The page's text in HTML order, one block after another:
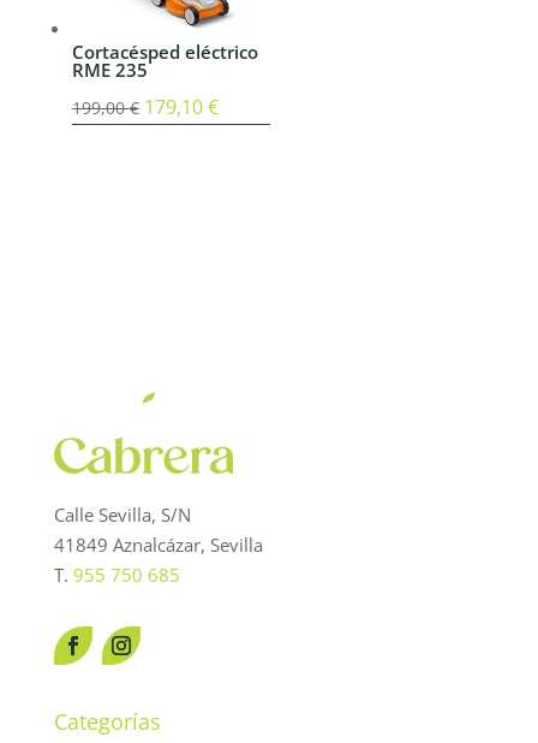
Cortacésped eléctrico
RME 235
199,00€ El
179,10€El
Calle Sevilla, S/N
41849 Aznalcázar, Sevilla
T. 955 750 685
Categorías